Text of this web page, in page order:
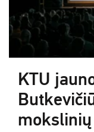
KTU
mokslinių